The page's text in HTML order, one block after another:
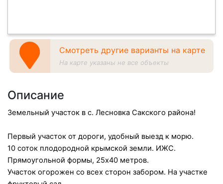
Смотреть другие варианты на карте
На карте указаны не все объекты
Описание
Земельный участок в с. Лесновка Сакского района!
Первый участок от дороги, удобный выезд к морю.
10 соток плодородной крымской земли. ИЖС.
Прямоугольной формы, 25х40 метров.
Участок огорожен со всех сторон забором. На участке